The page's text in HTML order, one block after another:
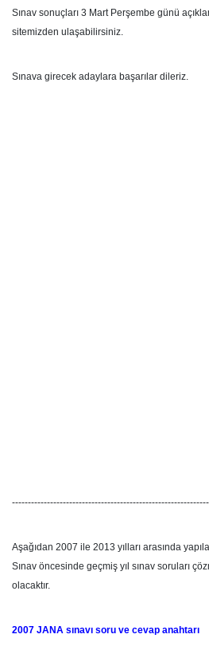
Sınav sonuçları 3 Mart Perşembe günü
sitemizden ulaşabilirsiniz.
Sınava girecek adaylara başarılar dileriz.
Aşağıdan 2007 ile 2013 yılları arasında
Sınav öncesinde geçmiş yıl sınav soruları
olacaktır.
2007 JANA sınavı soru ve cevap anahtarı